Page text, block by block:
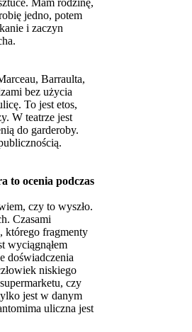
jedno, potem
i zaczyn
Barraulta,
bez użycia
To jest etos,
W teatrze jest
do garderoby.
to ocenia podczas
czy to wyszło.
Czasami
którego fragmenty
wyciągnąłem
doświadczenia
niskiego
czy
jest w danym
uliczna jest